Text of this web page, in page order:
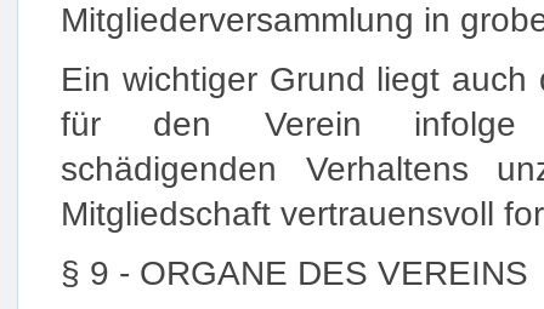
Mitgliederversammlung in
Ein wichtiger Grund liegt auch
für den Verein infolge
schädigenden Verhaltens
Mitgliedschaft vertrauensvoll
§ 9 - ORGANE DES VEREINS